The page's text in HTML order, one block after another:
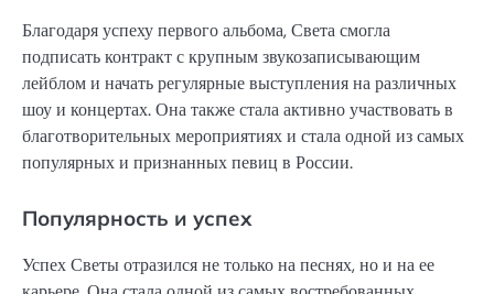
Благодаря успеху первого альбома, Света смогла
подписать контракт с крупным звукозаписывающим
лейблом и начать регулярные выступления на различных
шоу и концертах. Она также стала активно участвовать в
благотворительных мероприятиях и стала одной из самых
популярных и признанных певиц в России.
Популярность и успех
Успех Светы отразился не только на песнях, но и на ее